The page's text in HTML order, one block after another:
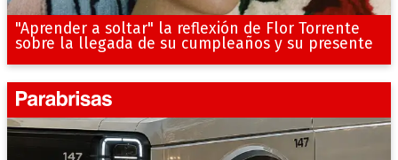
"Aprender a soltar" la reflexión de Flor Torrente
sobre la llegada de su cumpleaños y su presente